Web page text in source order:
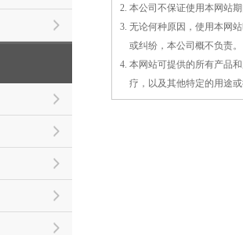
2. 本公司不保证使用本网站
3. 无论何种原因，使用本网
或纠纷，本公司概不负责。
4. 本网站可提供的所有产品
疗，以及其他特定的用途